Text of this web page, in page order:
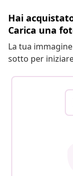
Hai
Carica una
La tua
sotto per